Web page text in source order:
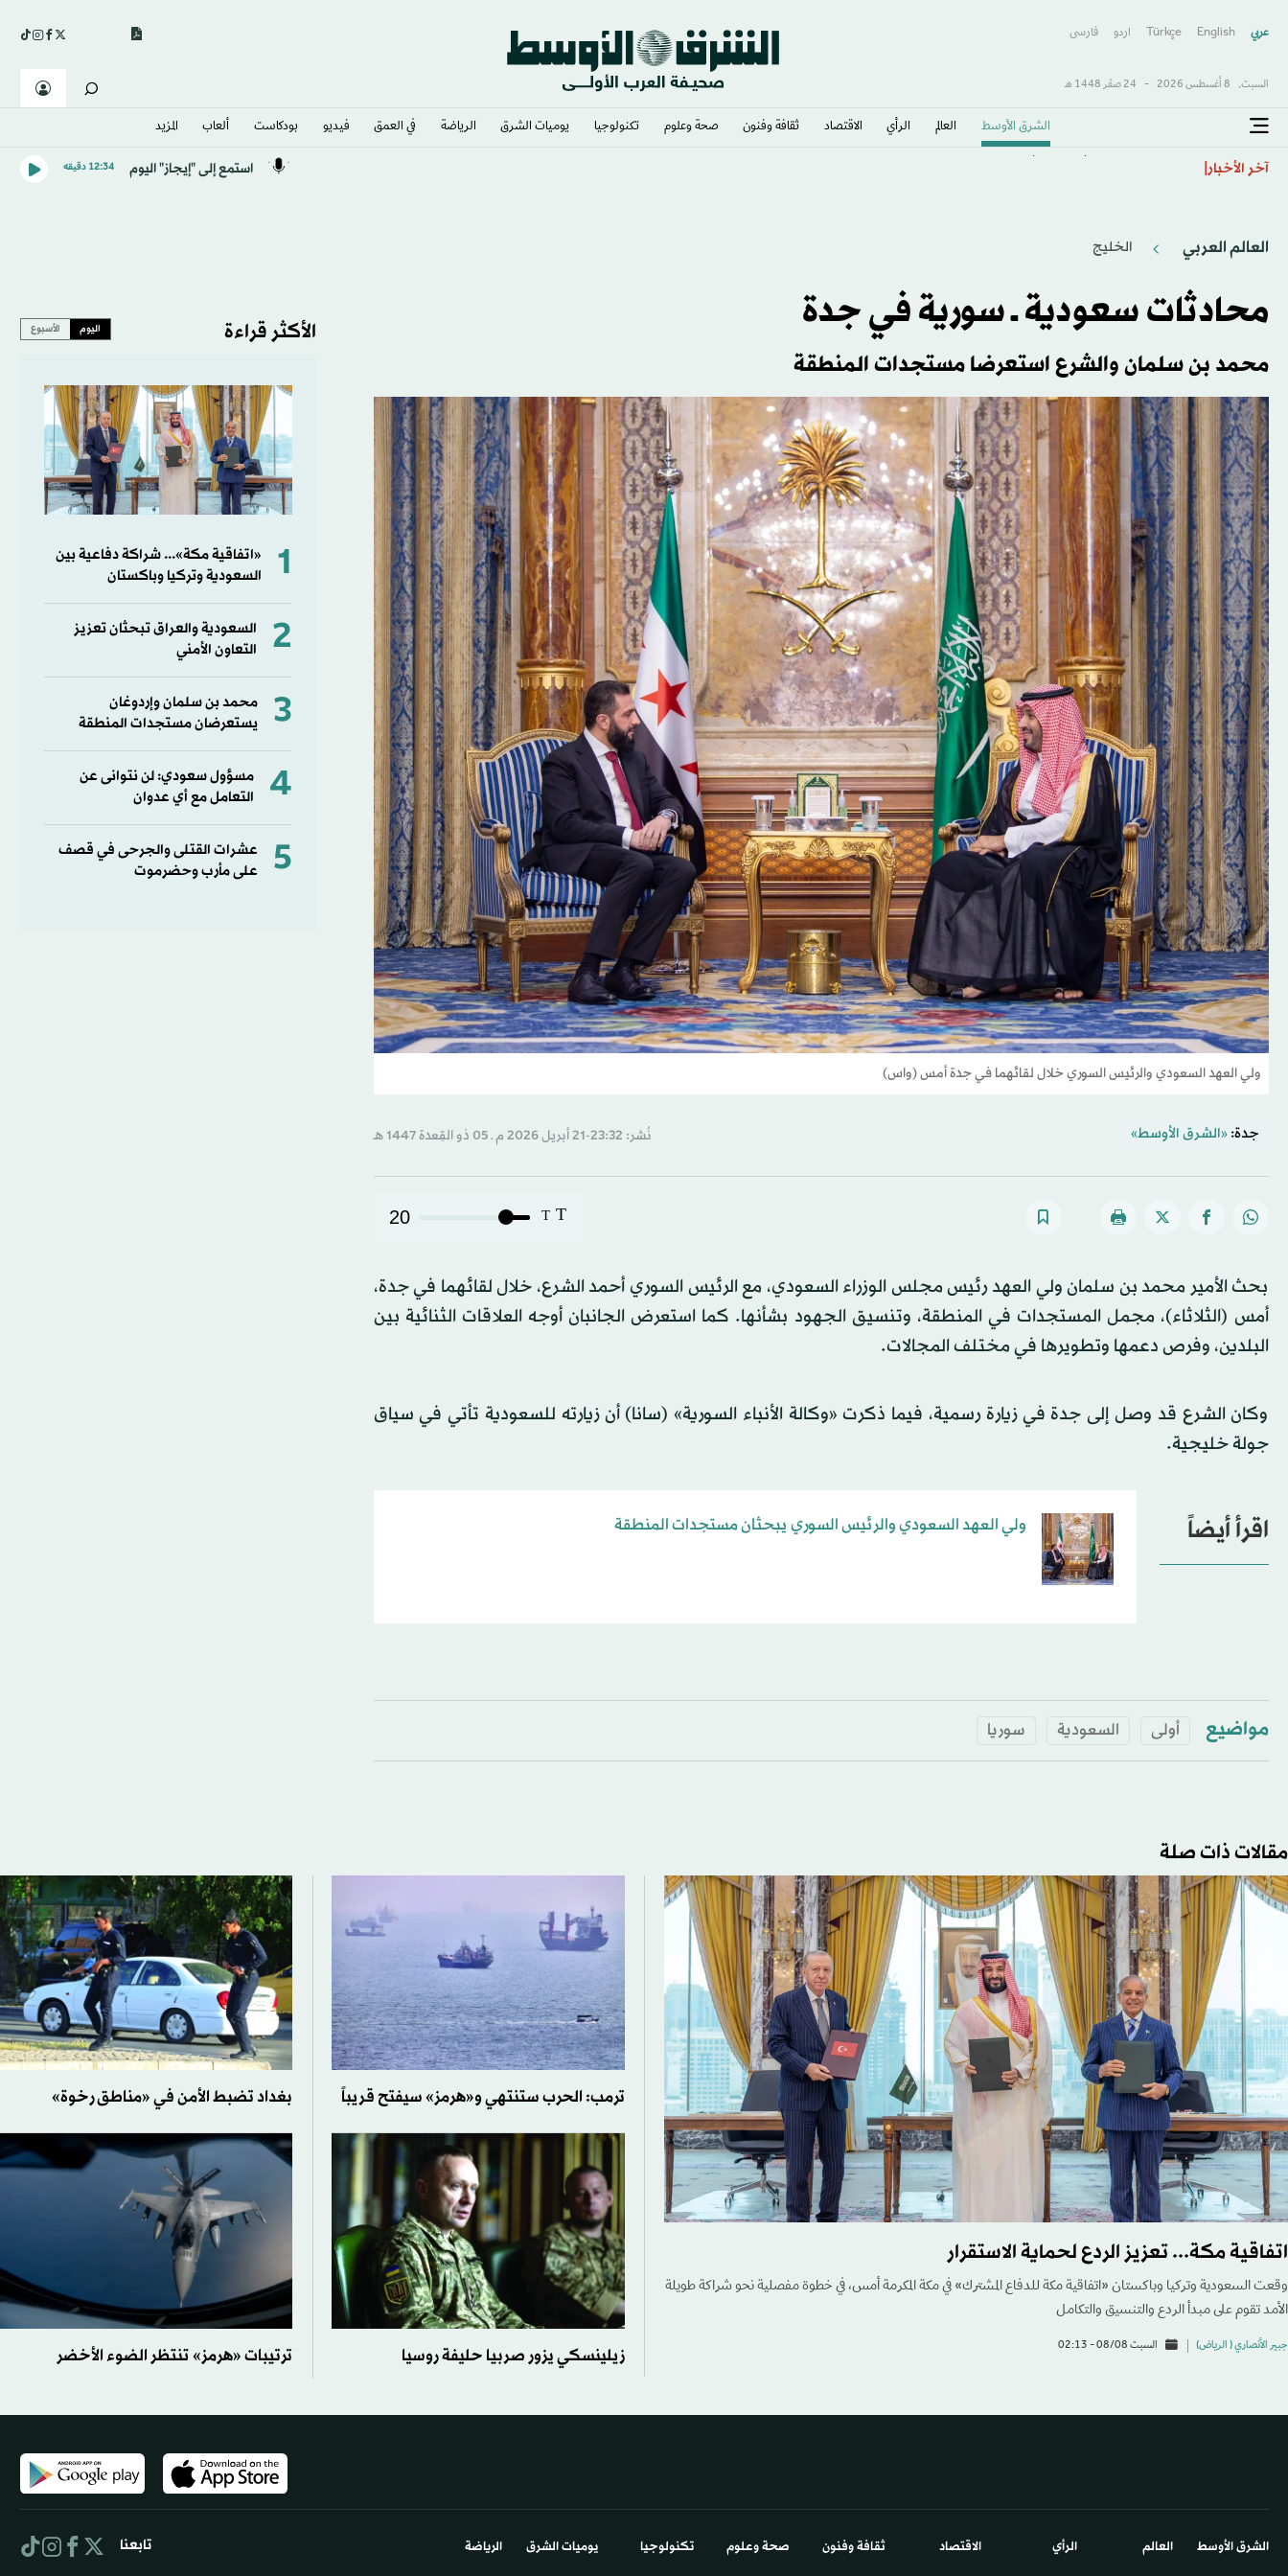
عربي English
Türkçe اردو فارسى
السبت, 8 أغسطس 2026 - 24 صفَر 1448 هـ
الشرق الأوسط​ العالم الرأي الاقتصاد ثقافة وفنون صحة وعلوم تكنولوجيا يوميات الشرق​ الرياضة في العمق فيديو بودكاست ألعاب المزيد
آخر الأخبار استمع إلى "إيجاز" اليوم 12:34 دقيقه
العالم العربي الخليج
محادثات سعودية ــ سورية في جدة
محمد بن سلمان والشرع استعرضا مستجدات المنطقة
ولي العهد السعودي والرئيس السوري خلال لقائهما في جدة أمس (واس)
جدة: «الشرق الأوسط» نُشر: 23:32-21 أبريل 2026 م ـ 05 ذو القِعدة 1447 هـ
T
T
20
بحث الأمير محمد بن سلمان ولي العهد رئيس مجلس الوزراء السعودي، مع الرئيس السوري أحمد الشرع، خلال لقائهما في جدة،
أمس (الثلاثاء)، مجمل المستجدات في المنطقة، وتنسيق الجهود بشأنها. كما استعرض الجانبان أوجه العلاقات الثنائية بين
البلدين، وفرص دعمها وتطويرها في مختلف المجالات.
وكان الشرع قد وصل إلى جدة في زيارة رسمية، فيما ذكرت «وكالة الأنباء السورية» (سانا) أن زيارته للسعودية تأتي في سياق
جولة خليجية.
اقرأ أيضاً ولي العهد السعودي والرئيس السوري يبحثان مستجدات المنطقة
مواضيع أولى السعودية سوريا
الأكثر قراءة اليوم الأسبوع
1
«اتفاقية مكة»... شراكة دفاعية بين
السعودية وتركيا وباكستان
2
السعودية والعراق تبحثان تعزيز
التعاون الأمني
3
محمد بن سلمان وإردوغان
يستعرضان مستجدات المنطقة
4
مسؤول سعودي: لن نتوانى عن
التعامل مع أي عدوان
5
عشرات القتلى والجرحى في قصف
على مأرب وحضرموت
مقالات ذات صلة
اتفاقية مكة... تعزيز الردع لحماية الاستقرار
وقعت السعودية وتركيا وباكستان «اتفاقية مكة للدفاع المشترك» في مكة المكرمة أمس، في خطوة مفصلية نحو شراكة طويلة
الأمد تقوم على مبدأ الردع والتنسيق والتكامل
جبير الأنصاري ( الرياض) السبت 08/08 - 02:13
ترمب: الحرب ستنتهي و«هرمز» سيفتح قريباً بغداد تضبط الأمن في «مناطق رخوة»
زيلينسكي يزور صربيا حليفة روسيا ترتيبات «هرمز» تنتظر الضوء الأخضر
الشرق الأوسط​ العالم الرأي الاقتصاد ثقافة وفنون صحة وعلوم تكنولوجيا يوميات الشرق​ الرياضة تابعنا